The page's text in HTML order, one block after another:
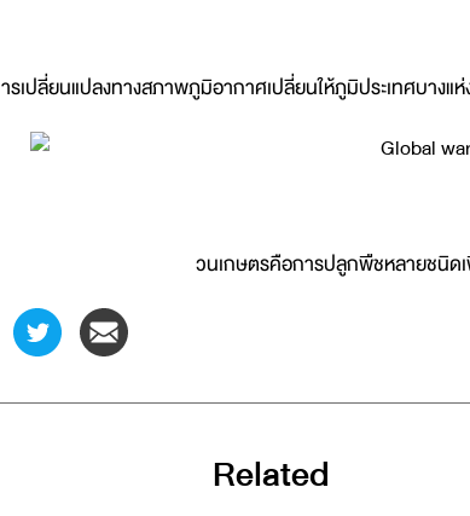
รเปลี่ยนแปลงทางสภาพภูมิอากาศเปลี่ยนให้ภูมิประเทศบาง
วนเกษตรคือการปลูกพืชหลายชนิด
Related